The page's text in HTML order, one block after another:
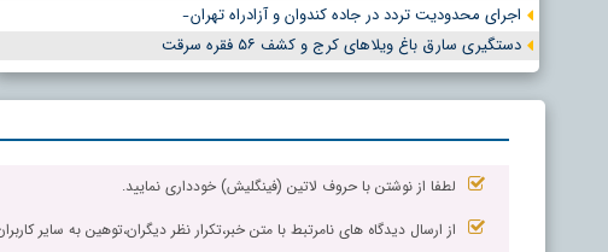
اجرای محدودیت تردد در جاده کندوان و آزادراه تهران ̵
دستگیری سارق باغ ویلاهای کرج و کشف ۵۶ فقره سرقت
لطفا از نوشتن با حروف لاتین (فینگلیش) خودداری نمایید.
از ارسال دیدگاه های نامرتبط با متن خبر،تکرار نظر دیگران،توهین به سایر